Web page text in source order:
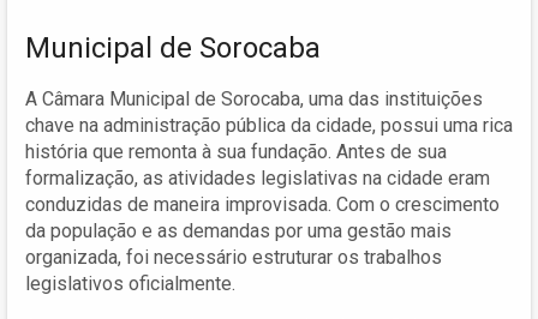
Municipal de Sorocaba
A Câmara Municipal de Sorocaba, uma das instituições
chave na administração pública da cidade, possui uma rica
história que remonta à sua fundação. Antes de sua
formalização, as atividades legislativas na cidade eram
conduzidas de maneira improvisada. Com o crescimento
da população e as demandas por uma gestão mais
organizada, foi necessário estruturar os trabalhos
legislativos oficialmente.